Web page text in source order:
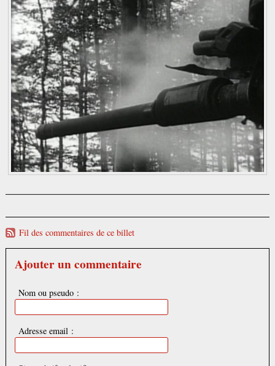
Fil des commentaires de ce billet
Ajouter un commentaire
Nom ou pseudo :
Adresse email :